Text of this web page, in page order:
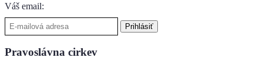
Váš email:
Pravoslávna cirkev